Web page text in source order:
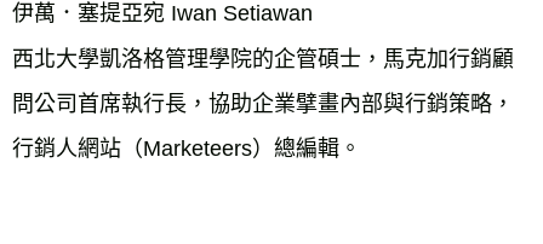
伊萬．塞提亞宛 Iwan Setiawan
西北大學凱洛格管理學院的企管碩士，馬克加行銷顧
問公司首席執行長，協助企業擘畫內部與行銷策略，
行銷人網站（Marketeers）總編輯。